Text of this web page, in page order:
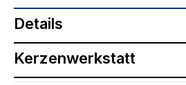
Details
Kerzenwerkstatt